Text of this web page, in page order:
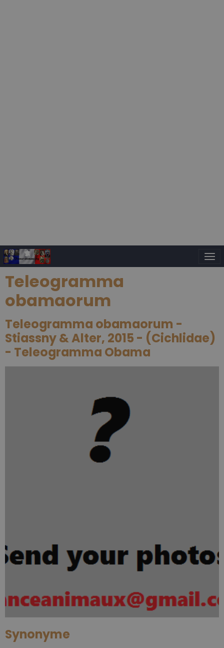
Teleogramma
obamaorum
Teleogramma obamaorum -
Stiassny & Alter, 2015 - (Cichlidae)
- Teleogramma Obama
Synonyme